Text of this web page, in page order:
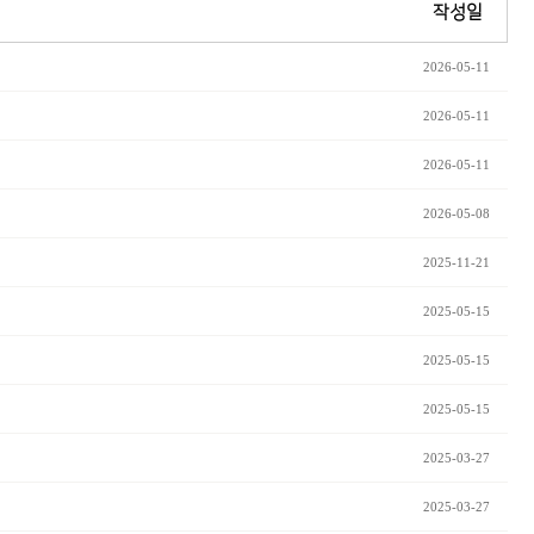
작성일
2026-05-11
2026-05-11
2026-05-11
2026-05-08
2025-11-21
2025-05-15
2025-05-15
2025-05-15
2025-03-27
2025-03-27